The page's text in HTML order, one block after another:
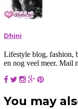
Dhini
Lifestyle blog, fashion,
en nog veel meer. Mail
You may